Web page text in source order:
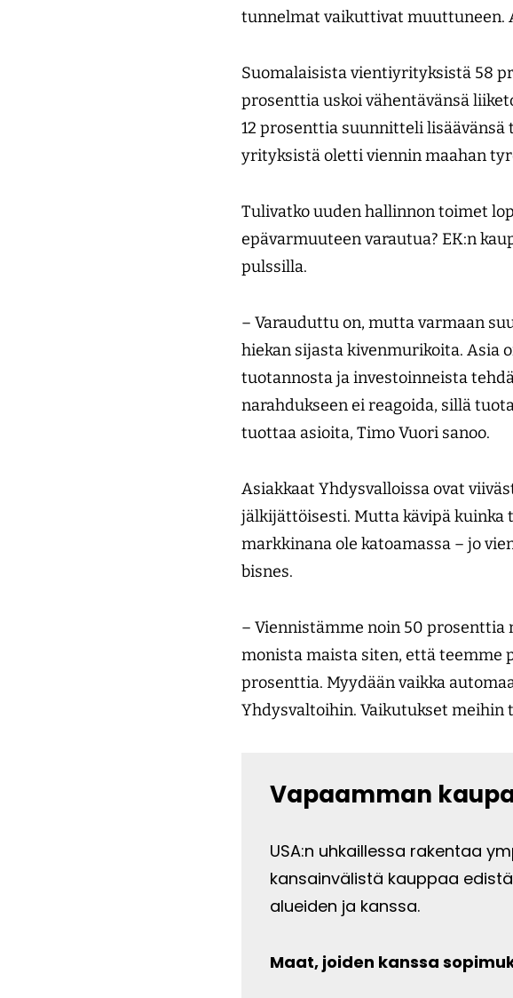
tunnelmat vaikuttivat muuttuneen.
Suomalaisista vientiyrityksistä 58
prosenttia uskoi vähentävänsä
12 prosenttia suunnitteli lisäävänsä
yrityksistä oletti viennin maahan
Tulivatko uuden hallinnon toimet
epävarmuuteen varautua? EK:n
pulssilla.
– Varauduttu on, mutta varmaan
hiekan sijasta kivenmurikoita. Asia
tuotannosta ja investoinneista
narahdukseen ei reagoida, sillä
tuottaa asioita, Timo Vuori sanoo.
Asiakkaat Yhdysvalloissa ovat
jälkijättöisesti. Mutta kävipä kuinka
markkinana ole katoamassa – jo
bisnes.
– Viennistämme noin 50 prosenttia
monista maista siten, että teemme
prosenttia. Myydään vaikka
Yhdysvaltoihin. Vaikutukset meihin
Vapaamman
USA:n uhkaillessa rakentaa
kansainvälistä kauppaa
alueiden ja kanssa.
Maat, joiden kanssa